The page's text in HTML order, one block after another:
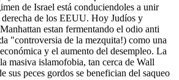
de Israel está conduciendoles a unir
derecha de los EEUU. Hoy Judíos y
estan fermentando el odio anti
"controversia de la mezquita!) como una
y el aumento del desempleo. La
masiva islamofobia, tan cerca de Wall
sus peces gordos se benefician del saqueo